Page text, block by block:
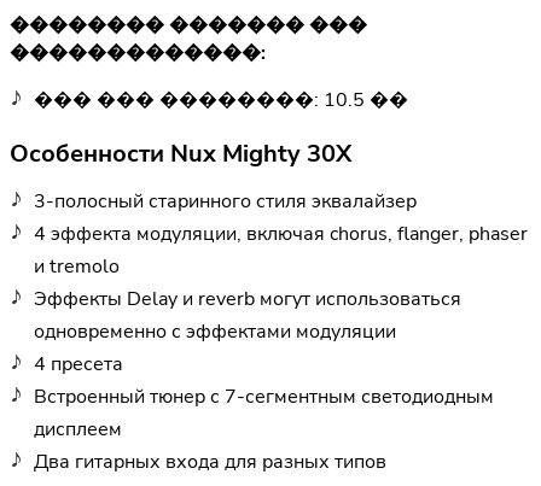
�������� ������� ���
�������������:
��� ��� ��������: 10.5 ��
Особенности Nux Mighty 30X
3-полосный старинного стиля эквалайзер
4 эффекта модуляции, включая chorus, flanger, phaser
и tremolo
Эффекты Delay и reverb могут использоваться
одновременно с эффектами модуляции
4 пресета
Встроенный тюнер с 7-сегментным светодиодным
дисплеем
Два гитарных входа для разных типов